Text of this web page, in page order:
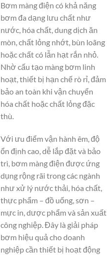
Bơm màng điện có khả năng
bơm đa dạng lưu chất như
nước, hóa chất, dung dịch ăn
mòn, chất lỏng nhớt, bùn loãng
hoặc chất có lẫn hạt rắn nhỏ.
Nhờ cấu tạo màng bơm linh
hoạt, thiết bị hạn chế rò rỉ, đảm
bảo an toàn khi vận chuyển
hóa chất hoặc chất lỏng đặc
thù.
Với ưu điểm vận hành êm, độ
ổn định cao, dễ lắp đặt và bảo
trì, bơm màng điện được ứng
dụng rộng rãi trong các ngành
như xử lý nước thải, hóa chất,
thực phẩm – đồ uống, sơn –
mực in, dược phẩm và sản xuất
công nghiệp. Đây là giải pháp
bơm hiệu quả cho doanh
nghiệp cần thiết bị hoạt động